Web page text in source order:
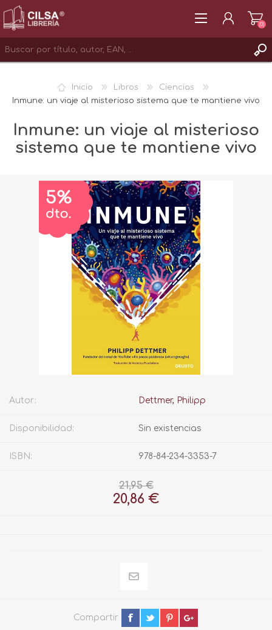
INICIAR SESIÓN
(0)
Inicio Libros
Ciencias
Inmune: un viaje al misterioso sistema que te mantiene vivo
Inmune: un viaje al misterioso
sistema que te mantiene vivo
Autor: Dettmer, Philipp
Disponibilidad: Sin existencias
ISBN: 978-84-234-3353-7
21,95 €
20,86 €
Compartir